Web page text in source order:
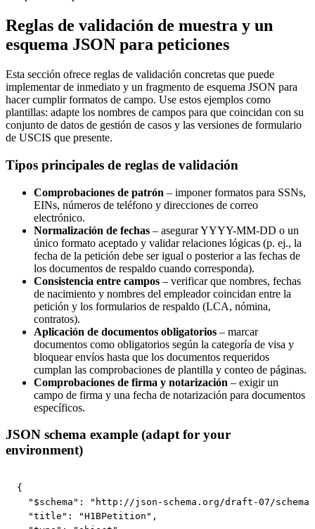
Reglas de validación de muestra y un
esquema JSON para peticiones
Esta sección ofrece reglas de validación concretas que puede
implementar de inmediato y un fragmento de esquema JSON para
hacer cumplir formatos de campo. Use estos ejemplos como
plantillas: adapte los nombres de campos para que coincidan con su
conjunto de datos de gestión de casos y las versiones de formulario
de USCIS que presente.
Tipos principales de reglas de validación
Comprobaciones de patrón – imponer formatos para SSNs,
EINs, números de teléfono y direcciones de correo
electrónico.
Normalización de fechas – asegurar YYYY-MM-DD o un
único formato aceptado y validar relaciones lógicas (p. ej., la
fecha de la petición debe ser igual o posterior a las fechas de
los documentos de respaldo cuando corresponda).
Consistencia entre campos – verificar que nombres, fechas
de nacimiento y nombres del empleador coincidan entre la
petición y los formularios de respaldo (LCA, nómina,
contratos).
Aplicación de documentos obligatorios – marcar
documentos como obligatorios según la categoría de visa y
bloquear envíos hasta que los documentos requeridos
cumplan las comprobaciones de plantilla y conteo de páginas.
Comprobaciones de firma y notarización – exigir un
campo de firma y una fecha de notarización para documentos
específicos.
JSON schema example (adapt for your
environment)
{
"$schema": "http://json-schema.org/draft-07/
  "title": "H1BPetition",